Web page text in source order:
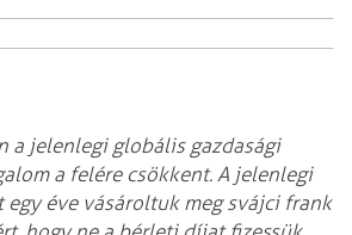
a jelenlegi globális gazdasági
a felére csökkent. A jelenlegi
éve vásároltuk meg svájci frank